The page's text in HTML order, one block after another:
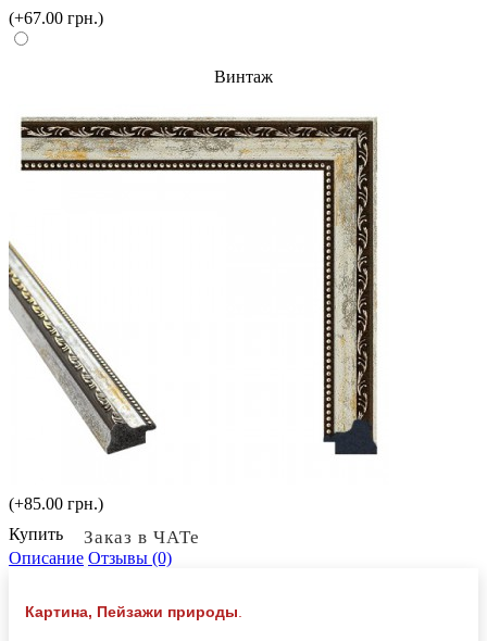
(+67.00 грн.)
Винтаж
(+85.00 грн.)
Купить
Заказ в ЧАТе
Описание Отзывы (0)
Картина, Пейзажи природы